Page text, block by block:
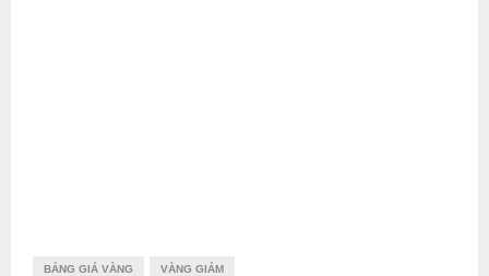
BẢNG GIÁ VÀNG VÀNG GIẢM